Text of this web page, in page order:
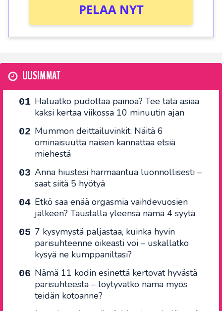
PELAA NYT
UUSIMMAT
Haluatko pudottaa painoa? Tee tätä asiaa
kaksi kertaa viikossa 10 minuutin ajan
Mummon deittailuvinkit: Näitä 6
ominaisuutta naisen kannattaa etsiä
miehestä
Anna hiustesi harmaantua luonnollisesti –
saat siitä 5 hyötyä
Etkö saa enää orgasmia vaihdevuosien
jälkeen? Taustalla yleensä nämä 4 syytä
7 kysymystä paljastaa, kuinka hyvin
parisuhteenne oikeasti voi – uskallatko
kysyä ne kumppaniltasi?
Nämä 11 kodin esinettä kertovat hyvästä
parisuhteesta – löytyvätkö nämä myös
teidän kotoanne?